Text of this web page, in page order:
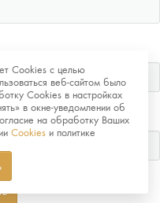
Cookies с целью
веб-сайтом было
Cookies в настройках
в окне-уведомлении об
на обработку Ваших
Cookies и политике